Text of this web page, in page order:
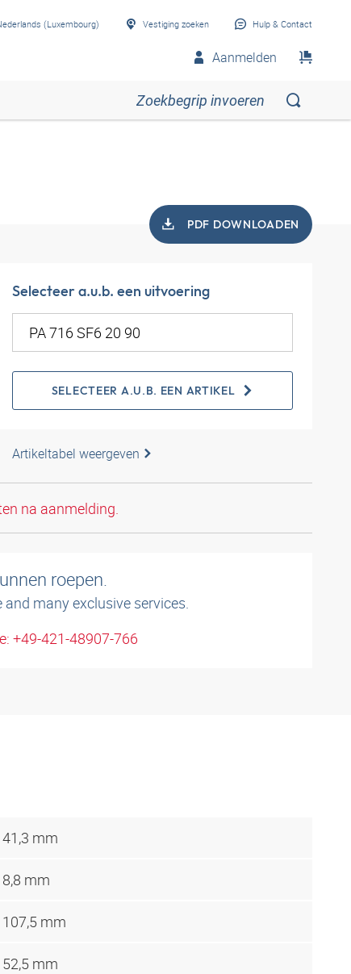
(Luxembourg) Vestiging zoeken Hulp & Contact
Aanmelden
PDF DOWNLOADEN
Selecteer a.u.b. een uitvoering
SELECTEER A.U.B. EEN ARTIKEL
Artikeltabel weergeven
na aanmelding.
roepen.
many exclusive services.
+49-421-48907-766
41,3 mm
8,8 mm
107,5 mm
52,5 mm